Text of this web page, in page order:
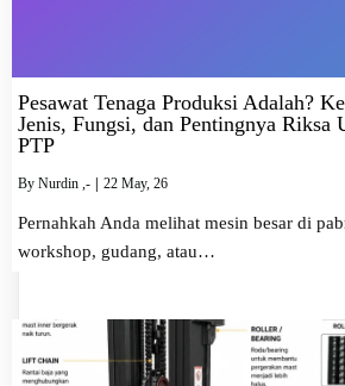
Pesawat Tenaga Produksi Adalah?
Jenis, Fungsi, dan Pentingnya Riksa
PTP
By Nurdin ,- | 22 May, 26
Pernahkah Anda melihat mesin besar di
workshop, gudang, atau…